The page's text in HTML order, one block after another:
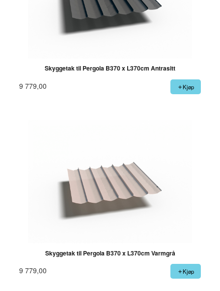
Skyggetak til Pergola B370 x L370cm Antrasitt
9 779,00 Kjøp
Skyggetak til Pergola B370 x L370cm Varmgrå
9 779,00 Kjøp